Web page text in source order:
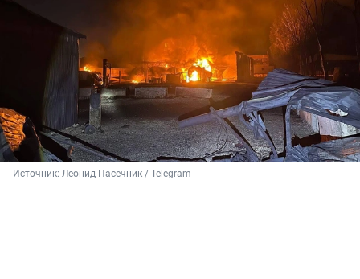
Источник: Леонид Пасечник / Telegram